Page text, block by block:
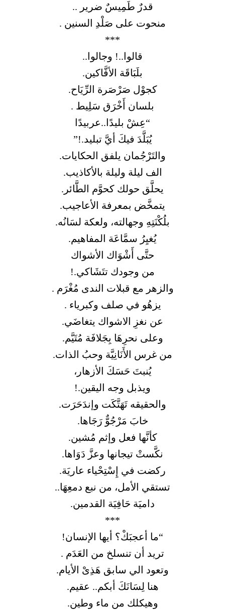
قدرٌ طَمِيسٌ ضرير ..
منحوت على صَلْدِ السنين .
***
قالوا..! وجالوا..
بلَبَاقَة الأفَّاكين.
كجوْل صَرْصَرة الرِّيَاح.
بلسان أَخْرَق سَلِيط .
“عِشْ بليدًا..عربيدًا
يُبَلَّدَ فيكَ أيَّ تبليد.!”
والتَرْجُمان يلفق الحكايات.
الف ليلة وليلة بالأكاذيب.
يحلَّق حولك كحوَّم الطَّائر.
يتمخَّض بمعرفة الأعاجيب.
بلُكْنَتِهِ وجهالته، ولعكة لسَانُه.
يُغيِرُ سمَّاعَة المفاهيم.
حتَّى أَشْوَاك الأشواك
من وجودك تتَشَاكي.!
والزهر مع قبلات الندى مُغْرَم .
يزهُو في صلف وكبرياء .
عن نغزِ الاشواك يتغاضَي.
وعلى نحرِهَا بِجَلافَة مُتَيَّم.
من غرس الأَنَانِيَّة وحبُ الذات.
يُنبتَ حَسَكَ الأزهار،
ويذبل وجه اليقين.!
والحقيقه تَهَتَّكَت وإندَحَرَت.
خابَ مَرْجُوٌّ رَجَاها.
كأنَّها فعل وإثم مُشين.
نكَّستْ تيجانها وعزَّ دَوَاها.
ركضت في إِسْتِحْياء عاريَة.
تستقي الأمل، من نبع دمعِهَا..
داميَة حَافِيَة القدمين.
***
“ما أعجبَكْ؟ أيها الإنسان!
تريد أن تنسلخ من العَدَم .
وتعود الي سابق هَذِىْ الأيام.
هنا لِسَانَكَ أبكم.. عقيم.
وهيكلك من ماء وطين.